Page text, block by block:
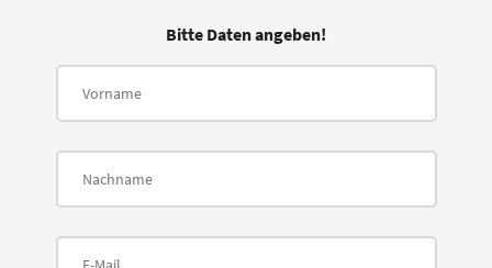
Bitte Daten angeben!